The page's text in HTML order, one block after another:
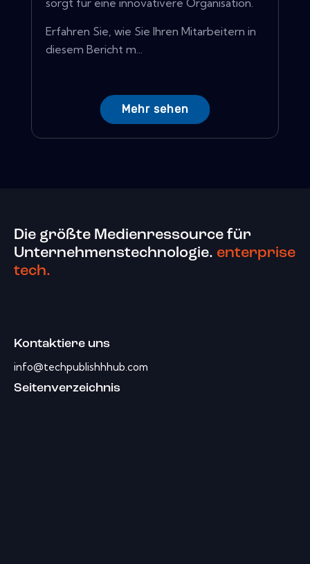
sorgt für eine innovativere Organisation.
Erfahren Sie, wie Sie Ihren Mitarbeitern in
diesem Bericht m...
Mehr sehen
Die größte Medienressource für
Unternehmenstechnologie. enterprise
tech.
Kontaktiere uns
info@techpublishhhub.com
Seitenverzeichnis